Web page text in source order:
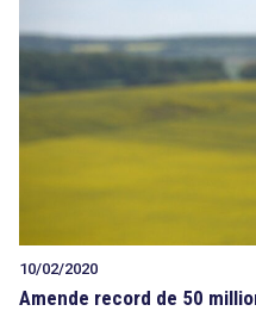
10/02/2020
Amende record de 50